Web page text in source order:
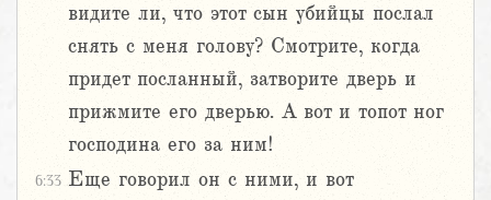
видите ли, что этот сын убийцы послал
снять с меня голову? Смотрите, когда
придет посланный, затворите дверь и
прижмите его дверью. А вот и топот ног
господина его за ним!
6:33 Еще говорил он с ними, и вот